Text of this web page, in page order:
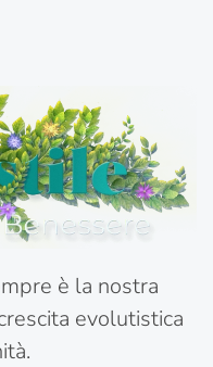
è la nostra
evolutistica